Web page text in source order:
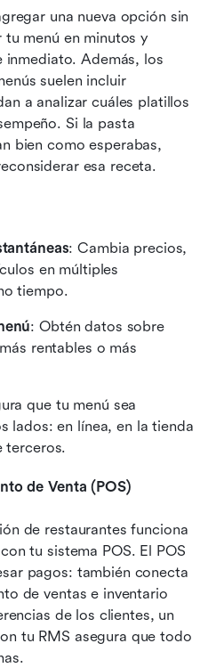
una nueva opción sin
menú en minutos y
Además, los
suelen incluir
a analizar cuáles platillos
Si la pasta
bien como esperabas,
esa receta.
: Cambia precios,
en múltiples
tiempo.
: Obtén datos sobre
rentables o más
que tu menú sea
lados: en línea, en la tienda
terceros.
de Venta (POS)
de restaurantes funciona
tu sistema POS. El POS
pagos: también conecta
de ventas e inventario
de los clientes, un
tu RMS asegura que todo